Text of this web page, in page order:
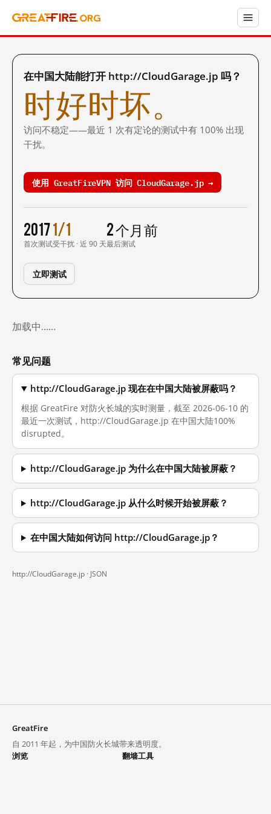
在中国大陆能打开 http://CloudGarage.jp 吗？
时好时坏。
访问不稳定——最近 1 次有定论的测试中有 100% 出现
干扰。
使用 GreatFireVPN 访问 CloudGarage.jp →
2017
首次测试
1/1
受干扰 · 近 90 天
2 个月前
最后测试
立即测试
加载中……
常见问题
http://CloudGarage.jp 现在在中国大陆被屏蔽吗？
根据 GreatFire 对防火长城的实时测量，截至 2026-06-10 的
最近一次测试，http://CloudGarage.jp 在中国大陆100%
disrupted。
http://CloudGarage.jp 为什么在中国大陆被屏蔽？
http://CloudGarage.jp 从什么时候开始被屏蔽？
在中国大陆如何访问 http://CloudGarage.jp？
http://CloudGarage.jp · JSON
GreatFire
自 2011 年起，为中国防火长城带来透明度。
浏览
翻墙工具